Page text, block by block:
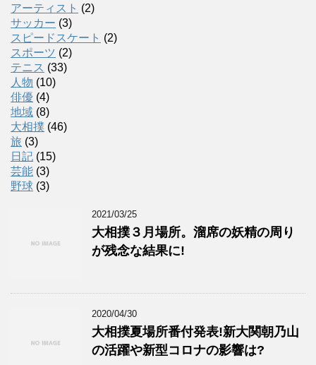
アーティスト (2)
サッカー (3)
スピードスケート (2)
スポーツ (2)
テニス (33)
人物 (10)
俳優 (4)
地域 (8)
大相撲 (46)
旅 (3)
日記 (15)
芸能 (3)
野球 (3)
2021/03/25
大相撲３月場所。溜席の妖精の周り
が残念な結果に!
2020/04/30
大相撲夏場所番付発表!新大関朝乃山
の活躍や新型コロナの影響は?